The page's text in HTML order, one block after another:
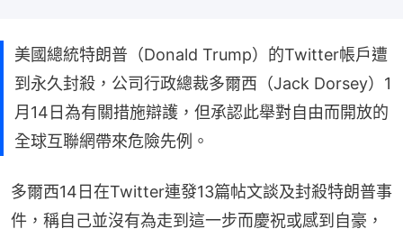
美國總統特朗普（Donald Trump）的Twitter帳戶遭
到永久封殺，公司行政總裁多爾西（Jack Dorsey）1
月14日為有關措施辯護，但承認此舉對自由而開放的
全球互聯網帶來危險先例。
多爾西14日在Twitter連發13篇帖文談及封殺特朗普事
件，稱自己並沒有為走到這一步而慶祝或感到自豪，